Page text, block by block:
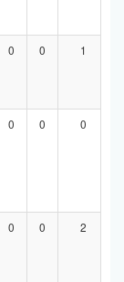
0 0 1
0 0 0
0 0 2